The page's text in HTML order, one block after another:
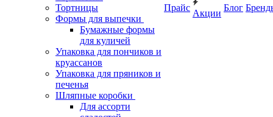
Тортницы
Формы для выпечки
Бумажные формы
для куличей
Упаковка для пончиков и
круассанов
Упаковка для пряников и
печенья
Шляпные коробки
Для ассорти
Прайс
Акции
Блог